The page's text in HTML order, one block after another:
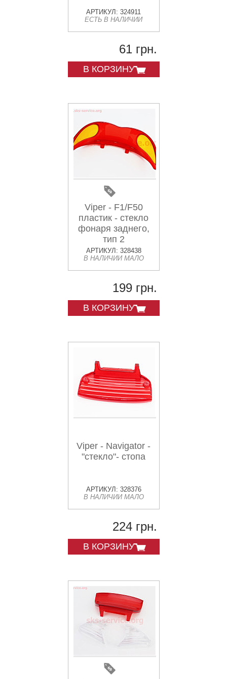
АРТИКУЛ: 324911
ЕСТЬ В НАЛИЧИИ
61 грн.
В КОРЗИНУ
Viper - F1/F50
пластик - стекло
фонаря заднего,
тип 2
АРТИКУЛ: 328438
В НАЛИЧИИ МАЛО
199 грн.
В КОРЗИНУ
Viper - Navigator -
"стекло"- стопа
АРТИКУЛ: 328376
В НАЛИЧИИ МАЛО
224 грн.
В КОРЗИНУ